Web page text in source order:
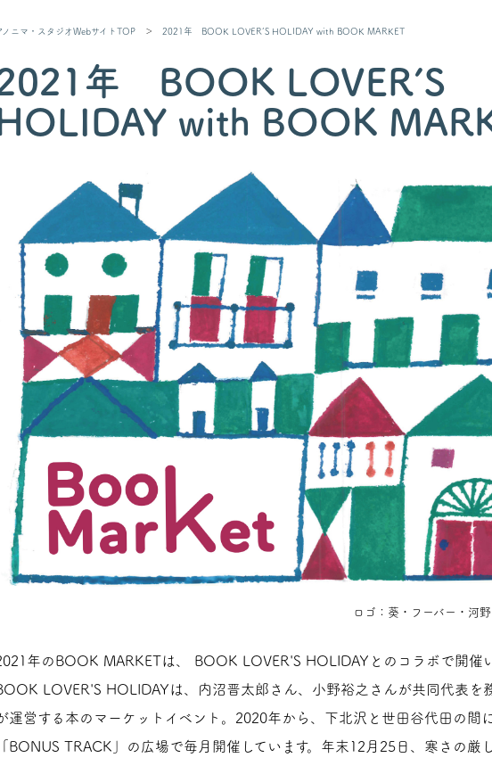
ノニマ・スタジオWebサイトTOP ＞ 2021年 BOOK LOVER’S HOLIDAY with BOOK MARKET
年 BOOK LOVER’S
with BOOK
ロゴ：葵・フーバー・河野
年のBOOK MARKETは、 BOOK LOVER'S HOLIDAYとのコラボで開催
LOVER'S HOLIDAYは、内沼晋太郎さん、小野裕之さんが共同代表を
運営する本のマーケットイベント。2020年から、下北沢と世田谷代田の間
「BONUS TRACK」の広場で毎月開催しています。年末12月25日、寒さの厳